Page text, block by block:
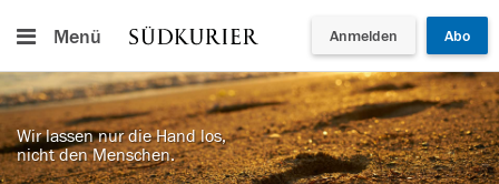
Menü Anmelden Abo
Wir lassen nur die Hand los,
nicht den Menschen.